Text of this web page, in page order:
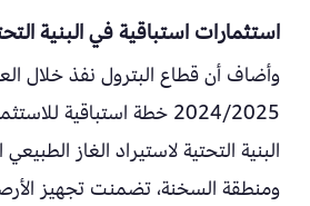
استثمارات استباقية في البنية
وأضاف أن قطاع البترول نفذ خلال
2024/2025 خطة استباقية
البنية التحتية لاستيراد الغاز
ومنطقة السخنة، تضمنت تجهيز